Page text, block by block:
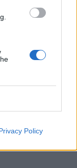
Policy
από το
– Μέτρα